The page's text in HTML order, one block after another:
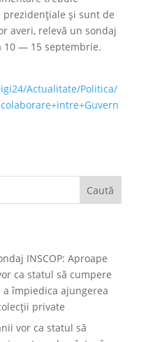
și sunt de
averi, relevă un sondaj
10 — 15 septembrie.
Actualitate/Politica/
Caută
INSCOP: Aproape
ca statul să cumpere
împiedica ajungerea
private
vor ca statul să